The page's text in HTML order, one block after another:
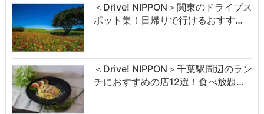
＜Drive! NIPPON＞関東のドライブス
ポット集！日帰りで行けるおすす…
＜Drive! NIPPON＞千葉駅周辺のラン
チにおすすめの店12選！食べ放題…